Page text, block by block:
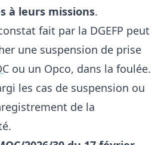
à leurs missions.
fait par la DGEFP peut
une suspension de prise
ou un Opco, dans la foulée.
les cas de suspension ou
de la